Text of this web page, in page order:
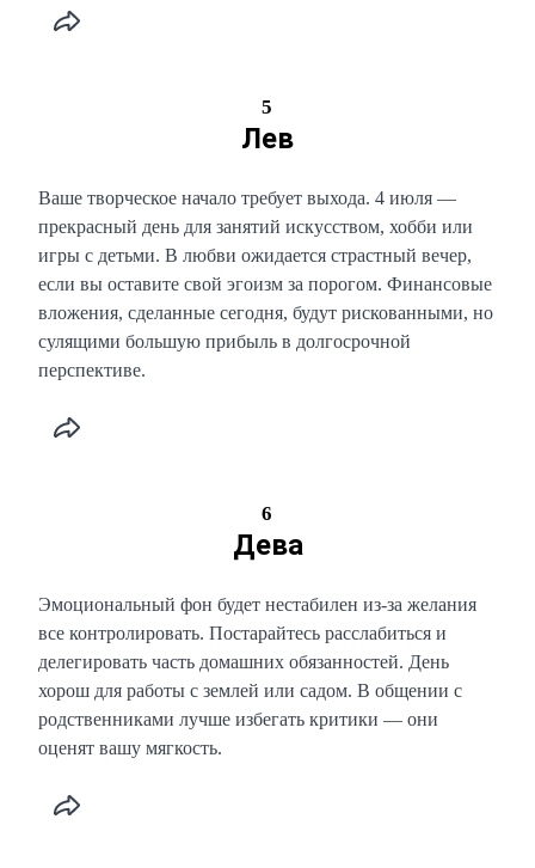
5
Лев
Ваше творческое начало требует выхода. 4 июля —
прекрасный день для занятий искусством, хобби или
игры с детьми. В любви ожидается страстный вечер,
если вы оставите свой эгоизм за порогом. Финансовые
вложения, сделанные сегодня, будут рискованными, но
сулящими большую прибыль в долгосрочной
перспективе.
6
Дева
Эмоциональный фон будет нестабилен из-за желания
все контролировать. Постарайтесь расслабиться и
делегировать часть домашних обязанностей. День
хорош для работы с землей или садом. В общении с
родственниками лучше избегать критики — они
оценят вашу мягкость.